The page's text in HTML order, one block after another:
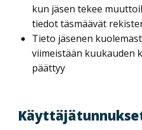
kun jäsen tekee
tiedot täsmäävät
Tieto jäsenen
viimeistään kuukauden
päättyy